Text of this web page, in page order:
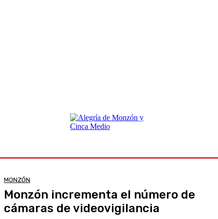
MONZÓN
Monzón incrementa el número de
cámaras de videovigilancia